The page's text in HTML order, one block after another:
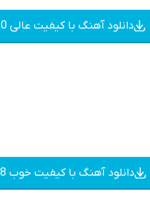
دانلود آهنگ با کیفیت عالی 320
دانلود آهنگ با کیفیت خوب 128